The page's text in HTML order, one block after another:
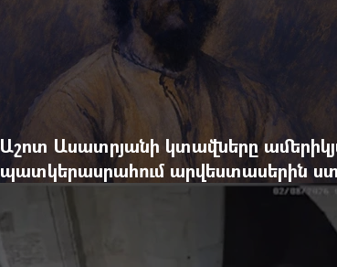
Աշոտ Ասատրյանի կտավները
պատկերասրահում արվեստասերին